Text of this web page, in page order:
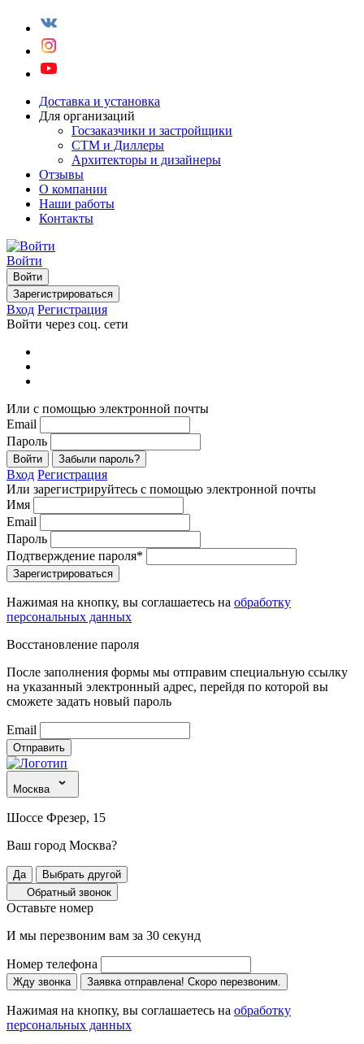
Доставка и установка
Для организаций
Госзаказчики и застройщики
СТМ и Диллеры
Архитекторы и дизайнеры
Отзывы
О компании
Наши работы
Контакты
Войти
Войти
Зарегистрироваться
Вход Регистрация
Войти через соц. сети
Или с помощью электронной почты
Email
Пароль
Войти Забыли пароль?
Вход Регистрация
Или зарегистрируйтесь с помощью электронной почты
Имя
Email
Пароль
Подтверждение пароля*
Зарегистрироваться
Нажимая на кнопку, вы соглашаетесь на обработку
персональных данных
Восстановление пароля
После заполнения формы мы отправим специальную ссылку
на указанный электронный адрес, перейдя по которой вы
сможете задать новый пароль
Email
Отправить
Москва
Шоссе Фрезер, 15
Ваш город Москва?
Да
Выбрать другой
Обратный звонок
Оставьте номер
И мы перезвоним вам за 30 секунд
Номер телефона
Жду звонка Заявка отправлена! Скоро перезвоним.
Нажимая на кнопку, вы соглашаетесь на обработку
персональных данных